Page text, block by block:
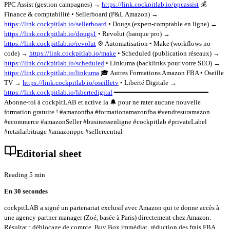
PPC Assist (gestion campagnes) → https://link.cockpitlab.io/ppcassist 💰
Finance & comptabilité • Sellerboard (P&L Amazon) →
https://link.cockpitlab.io/sellerboard • Dougs (expert-comptable en ligne) →
https://link.cockpitlab.io/dougs1 • Revolut (banque pro) →
https://link.cockpitlab.io/revolut ⚙️ Automatisation • Make (workflows no-
code) → https://link.cockpitlab.io/make • Scheduled (publication réseaux) →
https://link.cockpitlab.io/scheduled • Linkuma (backlinks pour votre SEO) →
https://link.cockpitlab.io/linkuma 🎓 Autres Formations Amazon FBA • Oseille
TV → https://link.cockpitlab.io/oseilletv • Liberté Digitale →
https://link.cockpitlab.io/libertedigital━━━━━━━━━━━━━━━━━━━━━━━
Abonne-toi à cockpitLAB et active la 🔔 pour ne rater aucune nouvelle
formation gratuite ! #amazonfba #formationamazonfba #vendresuramazon
#ecommerce #amazonSeller #businessenligne #cockpitlab #privateLabel
#retailarbitrage #amazonppc #sellercentral
Editorial sheet
Reading 5 min
En 30 secondes
cockpitLAB a signé un partenariat exclusif avec Amazon qui te donne accès à
une agency partner manager (Zoé, basée à Paris) directement chez Amazon.
Résultat : déblocage de compte, Buy Box immédiat, réduction des frais FBA,